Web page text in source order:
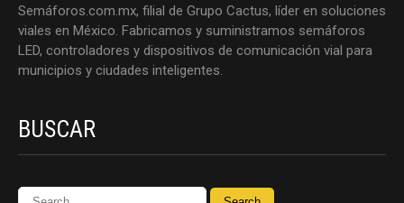
Semáforos.com.mx, filial de Grupo Cactus, líder en soluciones
viales en México. Fabricamos y suministramos semáforos
LED, controladores y dispositivos de comunicación vial para
municipios y ciudades inteligentes.
BUSCAR